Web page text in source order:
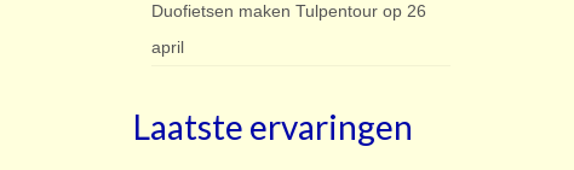
Duofietsen maken Tulpentour op 26
april
Laatste ervaringen